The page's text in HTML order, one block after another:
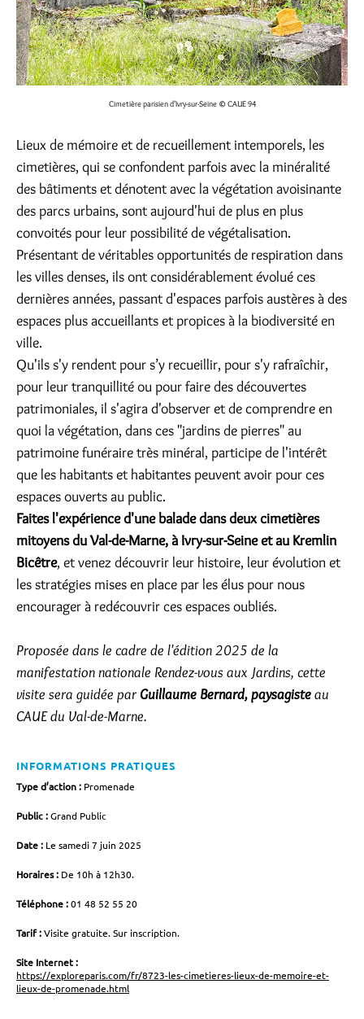
Cimetière parisien d'Ivry-sur-Seine © CAUE 94
Lieux de mémoire et de recueillement intemporels, les
cimetières, qui se confondent parfois avec la minéralité
des bâtiments et dénotent avec la végétation avoisinante
des parcs urbains, sont aujourd'hui de plus en plus
convoités pour leur possibilité de végétalisation.
Présentant de véritables opportunités de respiration dans
les villes denses, ils ont considérablement évolué ces
dernières années, passant d'espaces parfois austères à des
espaces plus accueillants et propices à la biodiversité en
ville.
Qu'ils s'y rendent pour s’y recueillir, pour s'y rafraîchir,
pour leur tranquillité ou pour faire des découvertes
patrimoniales, il s'agira d'observer et de comprendre en
quoi la végétation, dans ces "jardins de pierres" au
patrimoine funéraire très minéral, participe de l'intérêt
que les habitants et habitantes peuvent avoir pour ces
espaces ouverts au public.
Faites l'expérience d'une balade dans deux cimetières
mitoyens du Val-de-Marne, à Ivry-sur-Seine et au Kremlin
Bicêtre, et venez découvrir leur histoire, leur évolution et
les stratégies mises en place par les élus pour nous
encourager à redécouvrir ces espaces oubliés.
Proposée dans le cadre de l'édition 2025 de la
manifestation nationale Rendez-vous aux Jardins, cette
visite sera guidée parGuillaume Bernard, paysagisteau
CAUE du Val-de-Marne.
INFORMATIONS PRATIQUES
Type d’action : Promenade
Public :Grand Public
Date : Le samedi 7 juin 2025
Horaires : De 10h à 12h30.
Téléphone :01 48 52 55 20
Tarif :Visite gratuite. Sur inscription.
Site Internet :
https://exploreparis.com/fr/8723-les-cimetieres-lieux-de-memoire-et-
lieux-de-promenade.html